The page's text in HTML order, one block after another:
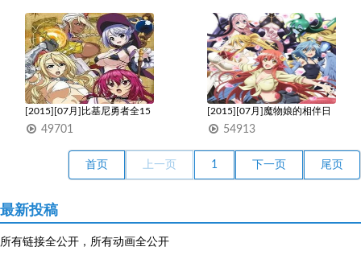
[2015][07月]比基尼勇者全15
集
49701
[2015][07月]魔物娘的相伴日
常全12集
54913
首页
上一页 下一页 尾页
最新投稿
所有链接全公开，所有动画全公开